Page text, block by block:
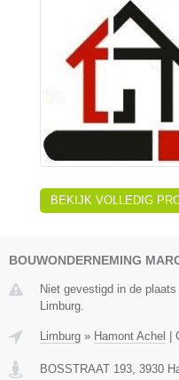
BEKIJK VOLLEDIG
BOUWONDERNEMING
Niet gevestigd in de
Limburg.
Limburg » Hamont Achel
BOSSTRAAT 193, 3930